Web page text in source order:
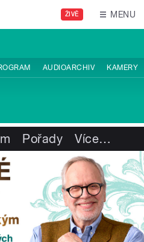
ŽIVĚ MENU
AUDIOARCHIV KAMERY
Pořady Více…